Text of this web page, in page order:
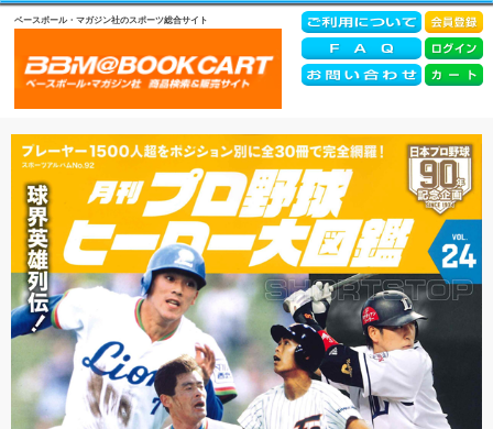
ベースボール・マガジン社のスポーツ総合サイト